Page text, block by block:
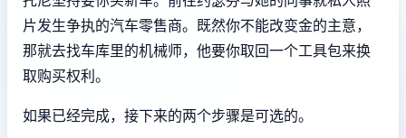
片发生争执的汽车零售商。既然你不能改变金的主意，
那就去找车库里的机械师，他要你取回一个工具包来换
取购买权利。
如果已经完成，接下来的两个步骤是可选的。